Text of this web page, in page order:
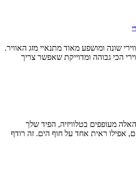
שונה ומושפע מאוד מתנאיי מזג האוויר.
הכי גבוהה ומדוייקת שאפשר צריך
מעופפים בטלוויזיה, הפיד שלך
אפילו ראית אחד על חוף הים. זה רודף